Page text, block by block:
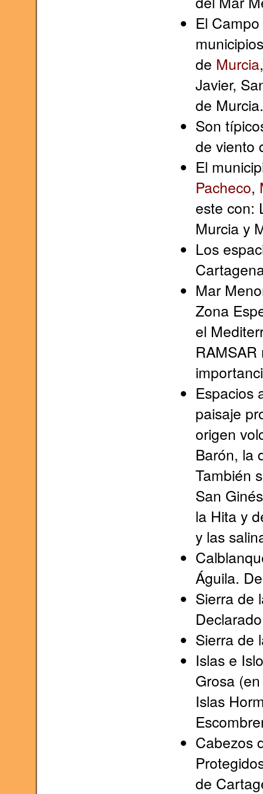
El
de Murcia
Javier,
de Murcia.
Son
de viento
El
Pacheco,
este con:
Murcia y
Los
Mar
Zona
el
Espacios
paisaje
origen
Barón, la
También
San
la Hita y
y las
Águila.
Sierra de
Sierra de
Islas e
Grosa
Islas
Cabezos
de